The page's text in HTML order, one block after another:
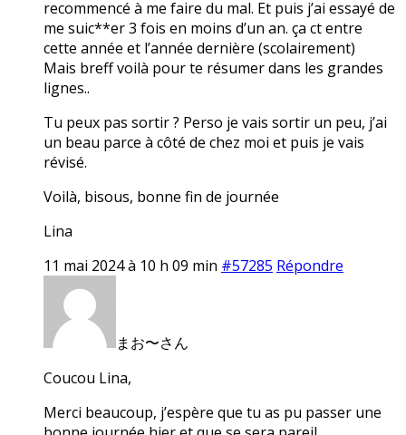
recommencé à me faire du mal. Et puis j’ai essayé de
me suic**er 3 fois en moins d’un an. ça ct entre
cette année et l’année dernière (scolairement)
Mais breff voilà pour te résumer dans les grandes
lignes..
Tu peux pas sortir ? Perso je vais sortir un peu, j’ai
un beau parce à côté de chez moi et puis je vais
révisé.
Voilà, bisous, bonne fin de journée
Lina
11 mai 2024 à 10 h 09 min #57285 Répondre
まお〜さん
Coucou Lina,
Merci beaucoup, j’espère que tu as pu passer une